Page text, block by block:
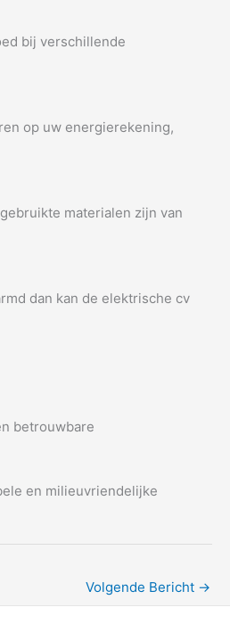
bij verschillende
op uw energierekening,
materialen zijn van
dan kan de elektrische cv
betrouwbare
en milieuvriendelijke
Volgende Bericht →